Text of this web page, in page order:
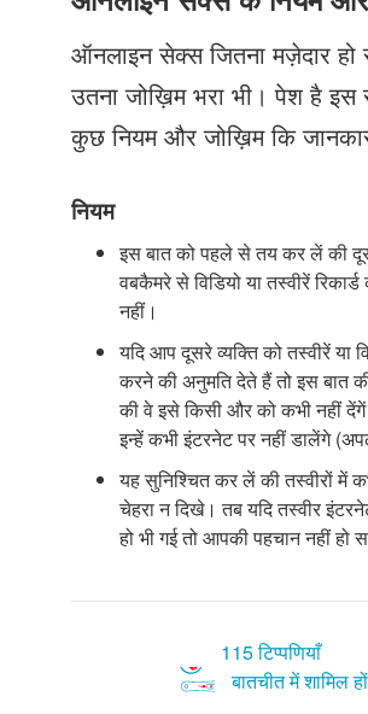
Just Poocho
संपर्क करें
ऑनलाइन सेक्स जितना मज़ेदार हो
उतना जोख़िम भरा भी। पेश है इस
कुछ नियम और जोख़िम कि
नियम
इस बात को पहले से तय कर लें की
वबकैमरे से विडियो या तस्वीरें
नहीं।
यदि आप दूसरे व्यक्ति को तस्वीरें या
करने की अनुमति देते हैं तो इस बात
की वे इसे किसी और को कभी नहीं
इन्हें कभी इंटरनेट पर नहीं डालेंगे
यह सुनिश्चित कर लें की तस्वीरों में
चेहरा न दिखे। तब यदि तस्वीर
हो भी गई तो आपकी पहचान नहीं हो
115 टिप्पणियाँ
बातचीत में शामिल हों